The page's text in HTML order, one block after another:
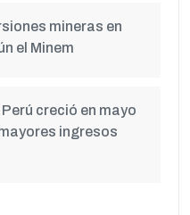
mineras en
el Minem
creció en mayo
ingresos